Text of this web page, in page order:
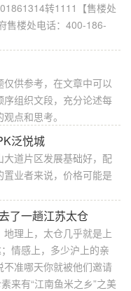
转1111【售楼处
售楼处电话：400-186-
供参考，在文章中可以
组织文段，充分论述每
点和思考。
泛悦城
道片区发展基础好，配
业者来说，价格可能是
了一趟江苏太仓
理上，太仓几乎就是上
情感上，多少沪上的亲
准哪天你就被他们邀请
来有“江南鱼米之乡”之美